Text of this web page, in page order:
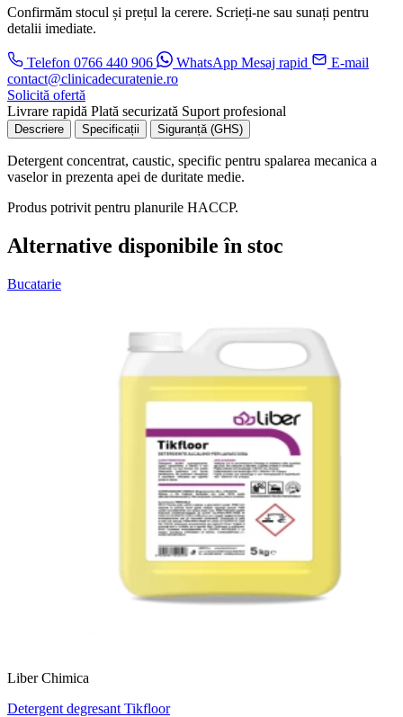
Confirmăm stocul și prețul la cerere. Scrieți-ne sau sunați pentru
detalii imediate.
Telefon 0766 440 906 WhatsApp Mesaj rapid
E-mail
contact@clinicadecuratenie.ro
Solicită ofertă
Livrare rapidă Plată securizată Suport profesional
Descriere Specificații Siguranță (GHS)
Detergent concentrat, caustic, specific pentru spalarea mecanica a
vaselor in prezenta apei de duritate medie.
Produs potrivit pentru planurile HACCP.
Alternative disponibile în stoc
Bucatarie
Liber Chimica
Detergent degresant Tikfloor